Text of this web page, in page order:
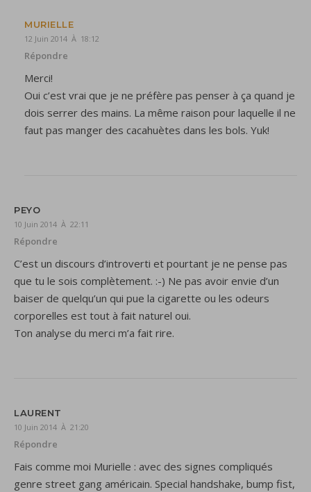
MURIELLE
12 Juin 2014 À 18:12
Répondre
Merci!
Oui c’est vrai que je ne préfère pas penser à ça quand je
dois serrer des mains. La même raison pour laquelle il ne
faut pas manger des cacahuètes dans les bols. Yuk!
PEYO
10 Juin 2014 À 22:11
Répondre
C’est un discours d’introverti et pourtant je ne pense pas
que tu le sois complètement. :-) Ne pas avoir envie d’un
baiser de quelqu’un qui pue la cigarette ou les odeurs
corporelles est tout à fait naturel oui.
Ton analyse du merci m’a fait rire.
LAURENT
10 Juin 2014 À 21:20
Répondre
Fais comme moi Murielle : avec des signes compliqués
genre street gang américain. Special handshake, bump fist,